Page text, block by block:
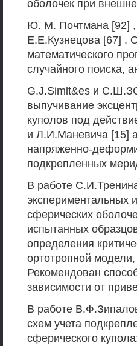
оболочек при
Ю. М. Почтмана [92] ,
Е.Е.Кузнецова [67] .
математического
случайного поиска,
G.J.Simlt&es и
выпучивание
куполов под
и Л.И.Маневича [15]
напряженно-
подкрепленных
В работе
экспериментальных
сферических
испытанных
определения
ортотропной
Рекомендован
зависимости от
В работе
схем учета
сферического